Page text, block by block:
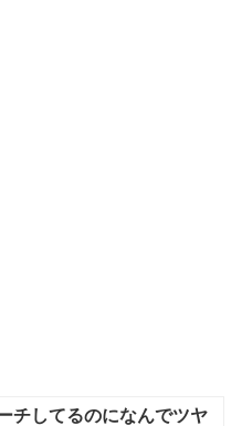
チしてるのになんでツヤ